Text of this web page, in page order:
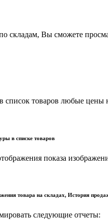
складам, Вы сможете
список товаров любые
в списке товаров
показа
товара на складах, История
следующие отчеты: